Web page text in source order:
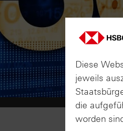
Diese
jeweils
die
worden